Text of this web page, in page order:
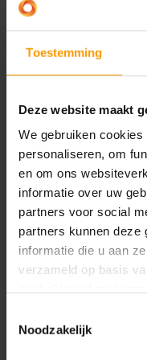
Toestemming
Deze website maakt
We gebruiken
personaliseren, om
en om ons
informatie over uw
partners voor social
partners kunnen deze
informatie die u aan
verzameld op basis
Noodzakelijk
3. Power
als Microsoft Flow,
taken en
verschillende
koppelen. Je kunt
meldingen instellen,
andere applicatie
efficiëntie en
fouten.